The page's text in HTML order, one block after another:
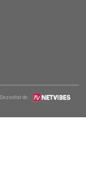
Dezvoltat de: